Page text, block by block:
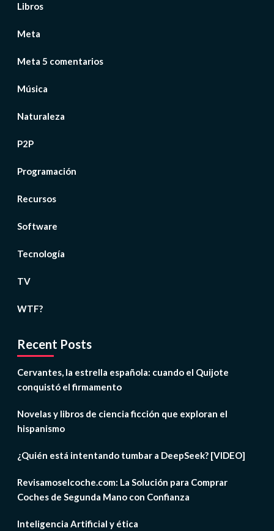
Libros
Meta
Meta 5 comentarios
Música
Naturaleza
P2P
Programación
Recursos
Software
Tecnología
TV
WTF?
Recent Posts
Cervantes, la estrella española: cuando el Quijote
conquistó el firmamento
Novelas y libros de ciencia ficción que exploran el
hispanismo
¿Quién está intentando tumbar a DeepSeek? [VIDEO]
Revisamoselcoche.com: La Solución para Comprar
Coches de Segunda Mano con Confianza
Inteligencia Artificial y ética